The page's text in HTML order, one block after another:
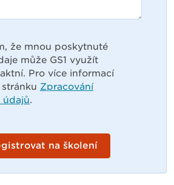
že mnou poskytnuté
může GS1 využít
Pro více informací
Zpracování
údajů.
na školení